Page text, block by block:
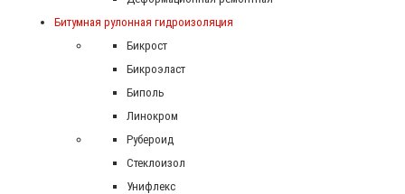
Битумная рулонная гидроизоляция
Бикрост
Бикроэласт
Биполь
Линокром
Рубероид
Стеклоизол
Унифлекс